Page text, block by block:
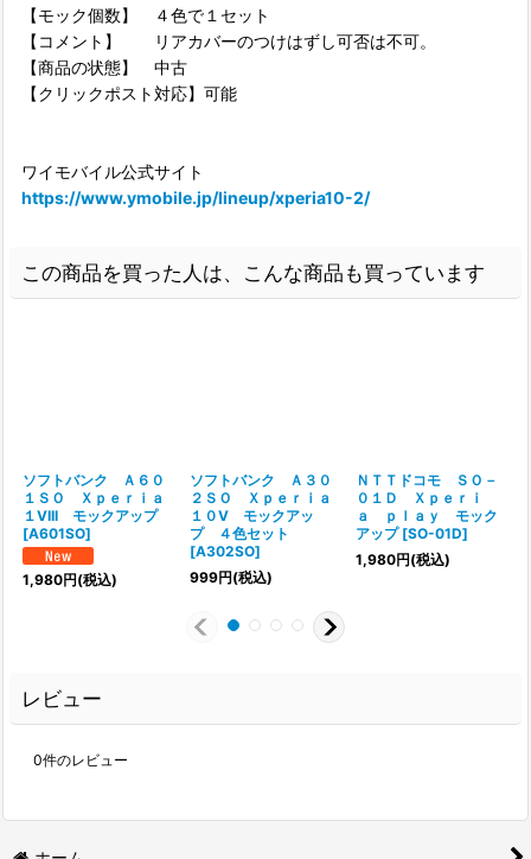
【モック個数】 ４色で１セット
【コメント】 リアカバーのつけはずし可否は不可。
【商品の状態】 中古
【クリックポスト対応】可能
ワイモバイル公式サイト
https://www.ymobile.jp/lineup/xperia10-2/
この商品を買った人は、こんな商品も買っています
ソフトバンク Ａ６０
１ＳＯ Ｘｐｅｒｉａ
１VIII モックアップ
[A601SO]
1,980円(税込)
ソフトバンク Ａ３０
２ＳＯ Ｘｐｅｒｉａ
１０V モックアッ
プ ４色セット
[A302SO]
999円(税込)
ＮＴＴドコモ ＳＯ－
０１Ｄ Ｘｐｅｒｉ
ａ ｐｌａｙ モック
アップ [SO-01D]
1,980円(税込)
レビュー
0件のレビュー